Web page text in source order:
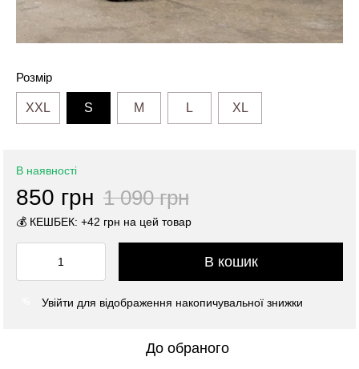
Розмір
XXL S M L XL
В наявності
850 грн 1 090 грн
💰 КЕШБЕК: +42 грн на цей товар
В кошик
Увійти для відображення накопичувальної знижки
До обраного